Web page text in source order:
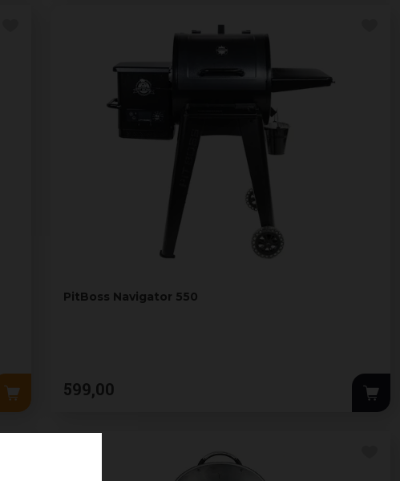
PitBoss Navigator 550
599,00